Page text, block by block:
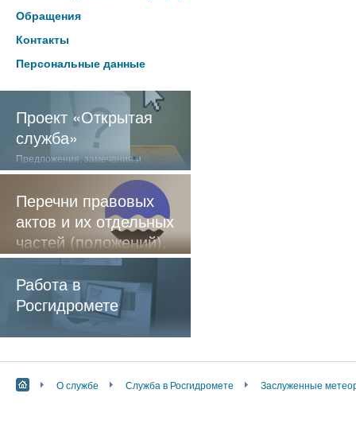
Обращения
Контакты
Персональные данные
Проект «Открытая
служба»
Предложения, замечания и
отзывы о нашей работе
Перечни правовых
актов и их отдельных
частей (положений),
содержащие
обязательные
требования
Работа в
Росгидромете
О службе Служба в Росгидромете Заслуженные